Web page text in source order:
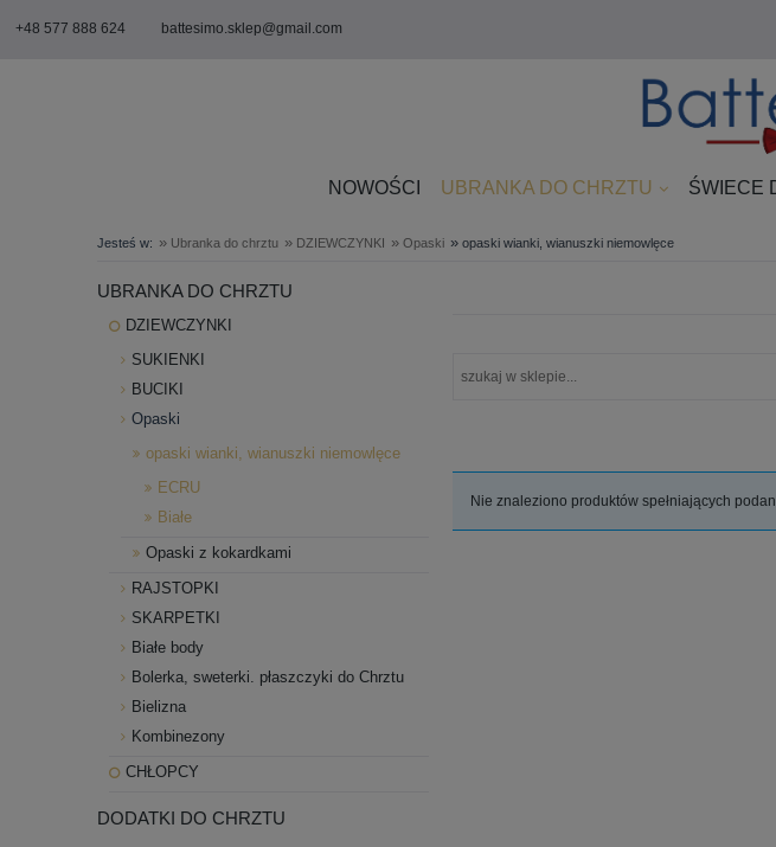
+48 577 888 624 battesimo.sklep@gmail.com
NOWOŚCI UBRANKA DO CHRZTU ŚWIECE
Jesteś w: » Ubranka do chrztu » DZIEWCZYNKI » Opaski » opaski wianki, wianuszki niemowlęce
UBRANKA DO CHRZTU
DZIEWCZYNKI
SUKIENKI
BUCIKI
Opaski
opaski wianki, wianuszki niemowlęce
ECRU
Białe
Opaski z kokardkami
RAJSTOPKI
SKARPETKI
Białe body
Bolerka, sweterki. płaszczyki do Chrztu
Bielizna
Kombinezony
CHŁOPCY
DODATKI DO CHRZTU
Nie znaleziono produktów spełniających